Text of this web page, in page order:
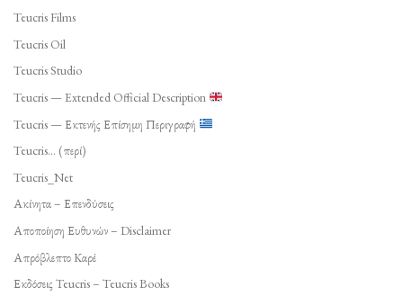
Teucris Films
Teucris Oil
Teucris Studio
Teucris — Extended Official Description
Teucris — Εκτενής Επίσημη Περιγραφή
Teucris… (περί)
Teucris_Net
Ακίνητα – Επενδύσεις
Αποποίηση Ευθυνών – Disclaimer
Απρόβλεπτο Καρέ
Εκδόσεις Teucris – Teucris Books